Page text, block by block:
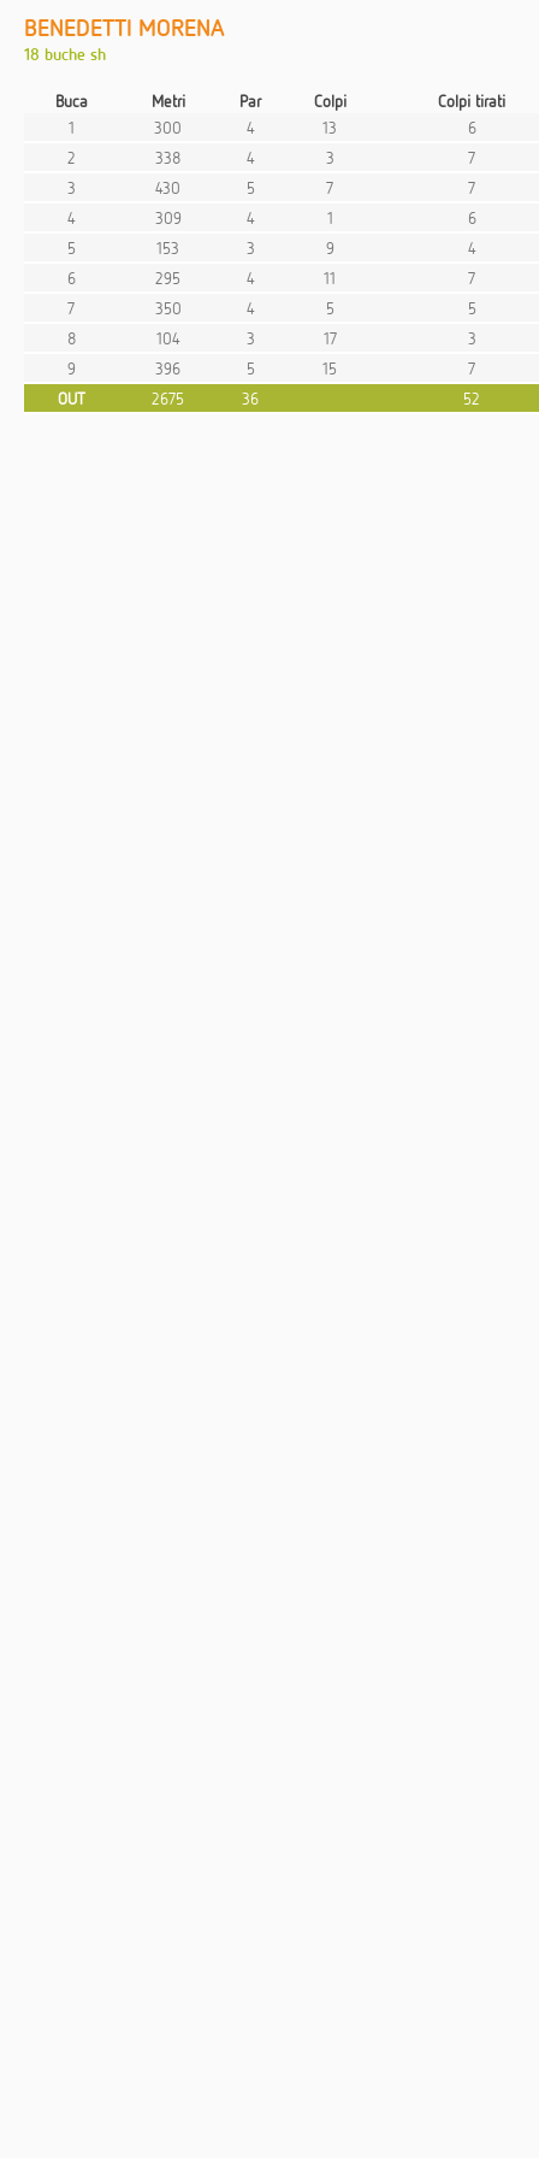
BENEDETTI MORENA
18 buche sh
Buca Metri Par Colpi
Colpi tirati
1
300 4 13
6
2
338 4 3
7
3
430 5 7
7
4
309 4 1
6
5
153 3 9
4
6
295 4 11
7
7
350 4 5
5
8
104 3 17
3
9
396 5 15
7
OUT
2675 36 52